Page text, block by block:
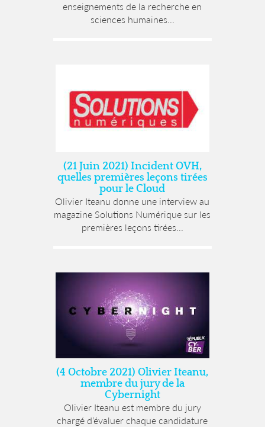
enseignements de la recherche en
sciences humaines...
(21 Juin 2021) Incident OVH,
quelles premières leçons tirées
pour le Cloud
Olivier Iteanu donne une interview au
magazine Solutions Numérique sur les
premières leçons tirées...
(4 Octobre 2021) Olivier Iteanu,
membre du jury de la
Cybernight
Olivier Iteanu est membre du jury
chargé d’évaluer chaque candidature